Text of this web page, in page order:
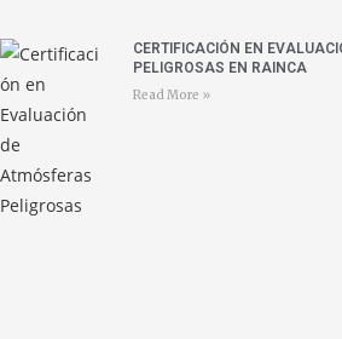
CERTIFICACIÓN EN
PELIGROSAS EN RAINCA
Read More »